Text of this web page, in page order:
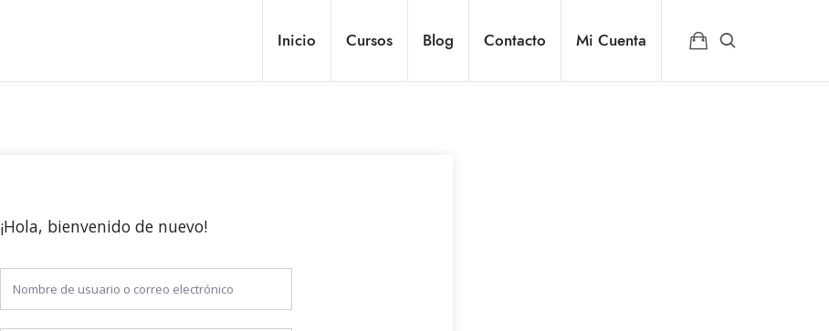
Inicio Cursos Blog Contacto Mi Cuenta
¡Hola, bienvenido de nuevo!